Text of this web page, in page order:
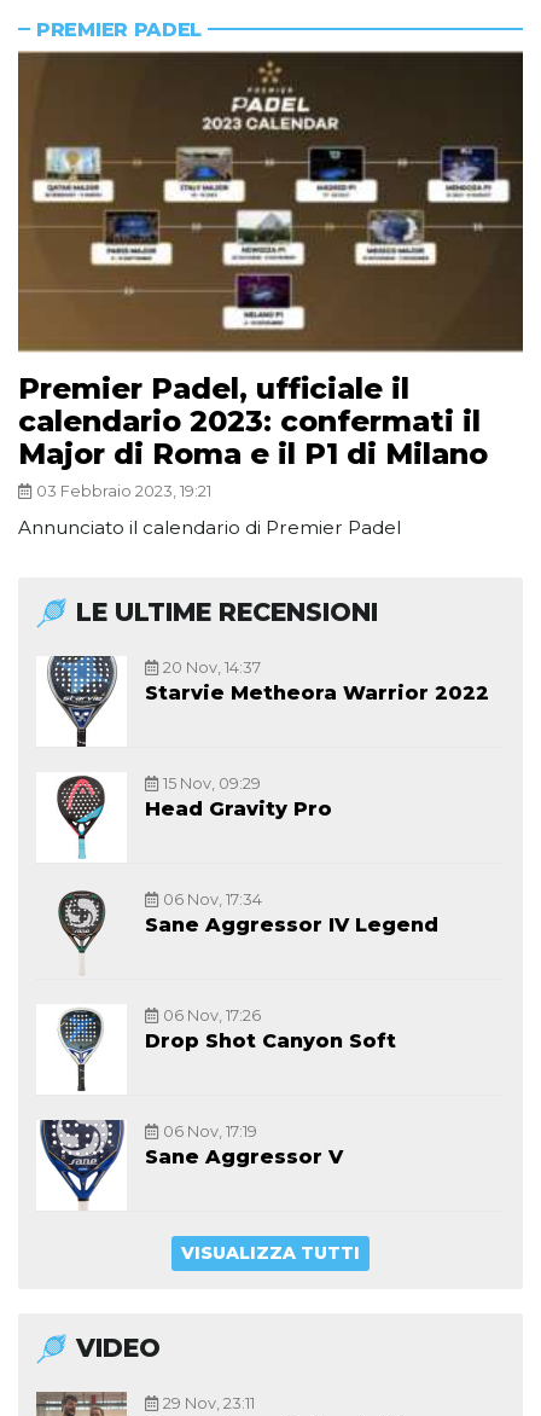
PREMIER PADEL
Premier Padel, ufficiale il
calendario 2023: confermati il
Major di Roma e il P1 di Milano
03 Febbraio 2023, 19:21
Annunciato il calendario di Premier Padel
LE ULTIME RECENSIONI
20 Nov, 14:37
Starvie Metheora Warrior 2022
15 Nov, 09:29
Head Gravity Pro
06 Nov, 17:34
Sane Aggressor IV Legend
06 Nov, 17:26
Drop Shot Canyon Soft
06 Nov, 17:19
Sane Aggressor V
VISUALIZZA TUTTI
VIDEO
29 Nov, 23:11